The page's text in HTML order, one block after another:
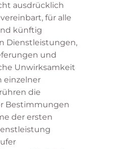
ausdrücklich
für alle
künftig
Dienstleistungen,
und
Unwirksamkeit
einzelner
die
Bestimmungen
der ersten